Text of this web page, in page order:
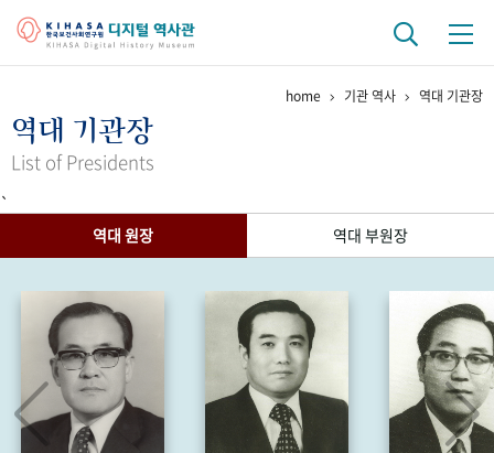
걸어온 길 기관 변천사
연구 역사
정책과 연구 키워드로 보는 연구 역사
연구자들
기록물 아카이브
사진 아카이브 문서 기록물 행정박물 영상 기록물
home 기관 역사 역대 기관장
역대 기관장
List of Presidents
`
역대 원장
역대 부원장